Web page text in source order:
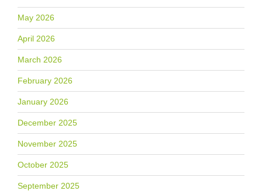
May 2026
April 2026
March 2026
February 2026
January 2026
December 2025
November 2025
October 2025
September 2025